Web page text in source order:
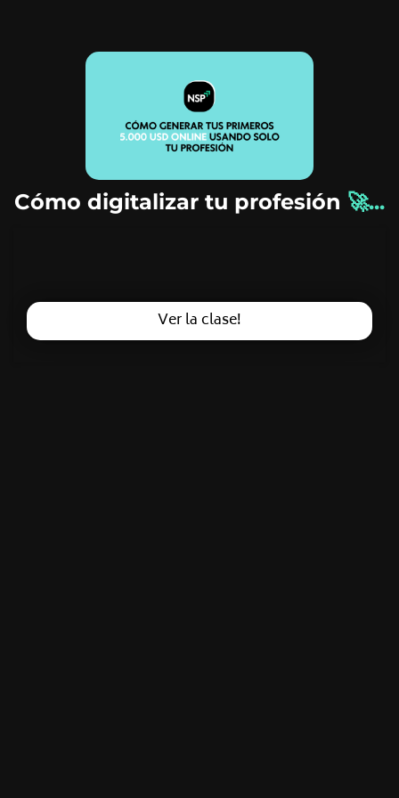
Cómo digitalizar tu profesión 🚀...
Ver la clase!